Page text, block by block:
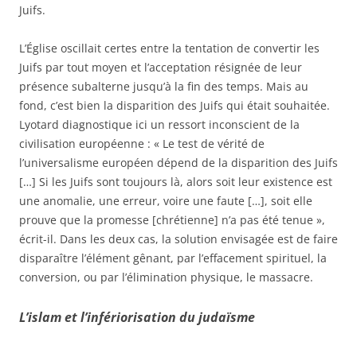
Juifs.
L’Église oscillait certes entre la tentation de convertir les
Juifs par tout moyen et l’acceptation résignée de leur
présence subalterne jusqu’à la fin des temps. Mais au
fond, c’est bien la disparition des Juifs qui était souhaitée.
Lyotard diagnostique ici un ressort inconscient de la
civilisation européenne : « Le test de vérité de
l’universalisme européen dépend de la disparition des Juifs
[…] Si les Juifs sont toujours là, alors soit leur existence est
une anomalie, une erreur, voire une faute […], soit elle
prouve que la promesse [chrétienne] n’a pas été tenue »,
écrit-il. Dans les deux cas, la solution envisagée est de faire
disparaître l’élément gênant, par l’effacement spirituel, la
conversion, ou par l’élimination physique, le massacre.
L’islam et l’infériorisation du judaïsme